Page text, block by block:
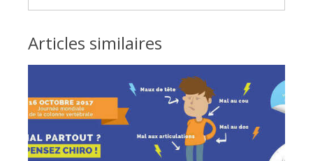
Articles similaires